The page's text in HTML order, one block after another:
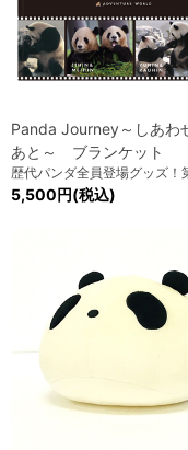
Panda Journey～しあわ
あと～ ブランケット
歴代パンダ全員登場グッズ！
5,500円(税込)